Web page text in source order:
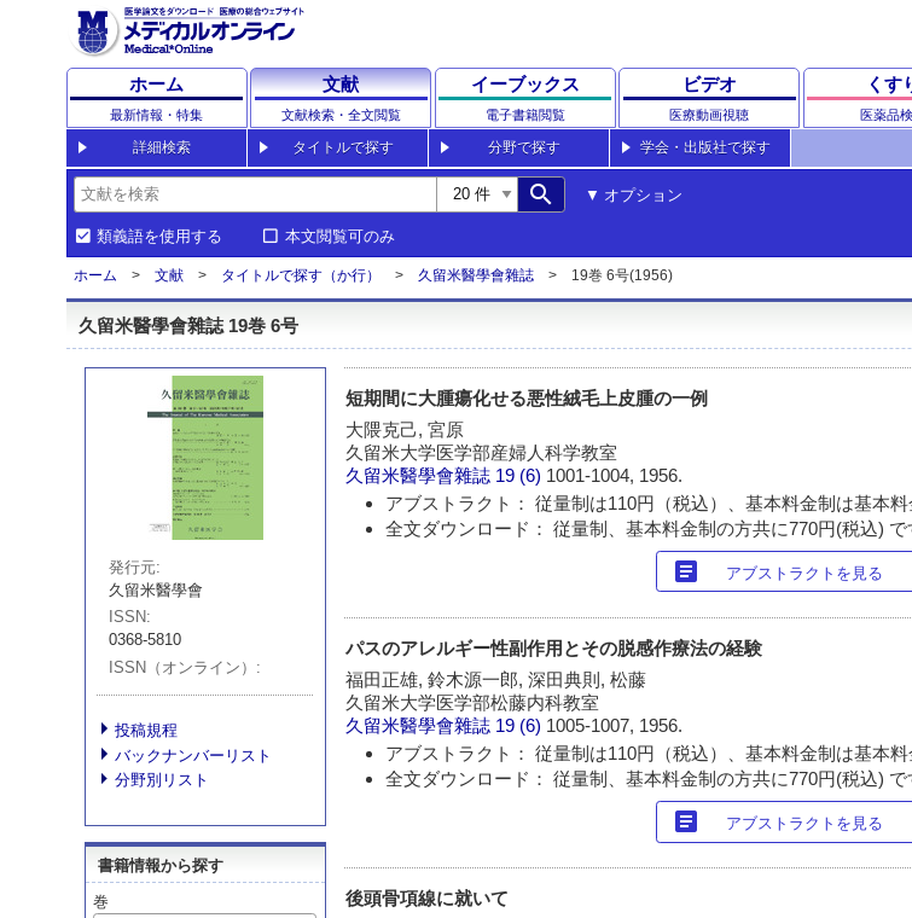
ホーム
最新情報・特集
文献
文献検索・全文閲覧
イーブックス
電子書籍閲覧
ビデオ
医療動画視聴
くす
医薬品
詳細検索 タイトルで探す 分野で探す 学会・出版社で探す
search オプション
類義語を使用する 本文閲覧可のみ
ホーム 文献 タイトルで探す（か行） 久留米醫學會雜誌 19巻 6号(1956)
久留米醫學會雜誌 19巻 6号
発行元
久留米醫學會
ISSN
0368-5810
ISSN（オンライン）
投稿規程
バックナンバーリスト
分野別リスト
書籍情報から探す
巻
短期間に大腫瘍化せる悪性絨毛上皮腫の一例
大隈克己, 宮原
久留米大学医学部産婦人科学教室
久留米醫學會雜誌 19 (6) 1001-1004, 1956.
アブストラクト： 従量制は110円（税込）、基本料金制は基本料
全文ダウンロード： 従量制、基本料金制の方共に770円(税込) で
article アブストラクトを見る
パスのアレルギー性副作用とその脱感作療法の経験
福田正雄, 鈴木源一郎, 深田典則, 松藤
久留米大学医学部松藤内科教室
久留米醫學會雜誌 19 (6) 1005-1007, 1956.
アブストラクト： 従量制は110円（税込）、基本料金制は基本料
全文ダウンロード： 従量制、基本料金制の方共に770円(税込) で
article アブストラクトを見る
後頭骨項線に就いて